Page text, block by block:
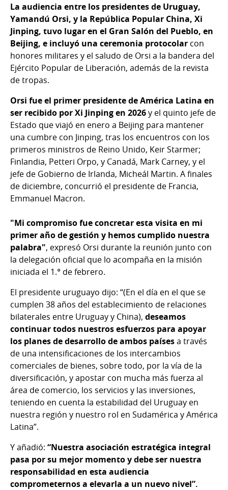
La audiencia entre los presidentes de Uruguay,
Yamandú Orsi, y la República Popular China, Xi
Jinping, tuvo lugar en el Gran Salón del Pueblo, en
Beijing, e incluyó una ceremonia protocolar con
honores militares y el saludo de Orsi a la bandera del
Ejército Popular de Liberación, además de la revista
de tropas.
Orsi fue el primer presidente de América Latina en
ser recibido por Xi Jinping en 2026y el quinto jefe de
Estado que viajó en enero a Beijing para mantener
una cumbre con Jinping, tras los encuentros con los
primeros ministros de Reino Unido, Keir Starmer;
Finlandia, Petteri Orpo, y Canadá, Mark Carney, y el
jefe de Gobierno de Irlanda, Micheál Martin. A finales
de diciembre, concurrió el presidente de Francia,
Emmanuel Macron.
"Mi compromiso fue concretar esta visita en mi
primer año de gestión y hemos cumplido nuestra
palabra", expresó Orsi durante la reunión junto con
la delegación oficial que lo acompaña en la misión
iniciada el 1.° de febrero.
El presidente uruguayo dijo: “(En el día en el que se
cumplen 38 años del establecimiento de relaciones
bilaterales entre Uruguay y China), deseamos
continuar todos nuestros esfuerzos para apoyar
los planes de desarrollo de ambos paísesa través
de una intensificaciones de los intercambios
comerciales de bienes, sobre todo, por la vía de la
diversificación, y apostar con mucha más fuerza al
área de comercio, los servicios y las inversiones,
teniendo en cuenta la estabilidad del Uruguay en
nuestra región y nuestro rol en Sudamérica y América
Latina”.
Y añadió: “Nuestra asociación estratégica integral
pasa por su mejor momento y debe ser nuestra
responsabilidad en esta audiencia
comprometernos a elevarla a un nuevo nivel”.